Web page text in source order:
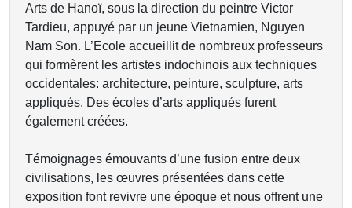
Arts de Hanoï, sous la direction du peintre Victor
Tardieu, appuyé par un jeune Vietnamien, Nguyen
Nam Son. L’Ecole accueillit de nombreux professeurs
qui formèrent les artistes indochinois aux techniques
occidentales: architecture, peinture, sculpture, arts
appliqués. Des écoles d’arts appliqués furent
également créées.
Témoignages émouvants d’une fusion entre deux
civilisations, les œuvres présentées dans cette
exposition font revivre une époque et nous offrent une